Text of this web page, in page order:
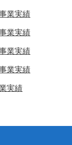
業実績
業実績
業実績
業実績
実績